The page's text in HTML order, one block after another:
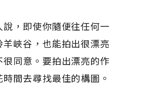
說，即使你隨便往任何一
峽谷，也能拍出很漂亮
很同意。要拍出漂亮的作
間去尋找最佳的構圖。